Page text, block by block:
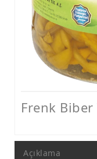
Sarımsak Turşusu
Badem Turşusu
Kelek Turşusu
Lombardi Biber
Catering Ürünler
Frenk
Açıklama